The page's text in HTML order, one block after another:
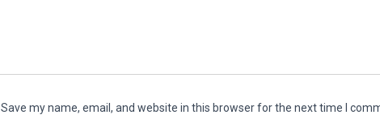
Save my name, email, and website in this browser for the next time I